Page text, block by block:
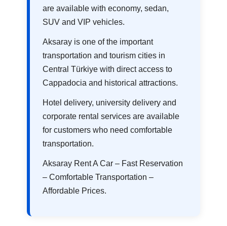
are available with economy, sedan,
SUV and VIP vehicles.
Aksaray is one of the important
transportation and tourism cities in
Central Türkiye with direct access to
Cappadocia and historical attractions.
Hotel delivery, university delivery and
corporate rental services are available
for customers who need comfortable
transportation.
Aksaray Rent A Car – Fast Reservation
– Comfortable Transportation –
Affordable Prices.